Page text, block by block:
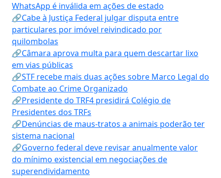
WhatsApp é inválida em ações de estado
🔗Cabe à Justiça Federal julgar disputa entre
particulares por imóvel reivindicado por
quilombolas
🔗Câmara aprova multa para quem descartar lixo
em vias públicas
🔗STF recebe mais duas ações sobre Marco Legal do
Combate ao Crime Organizado
🔗Presidente do TRF4 presidirá Colégio de
Presidentes dos TRFs
🔗Denúncias de maus-tratos a animais poderão ter
sistema nacional
🔗Governo federal deve revisar anualmente valor
do mínimo existencial em negociações de
superendividamento